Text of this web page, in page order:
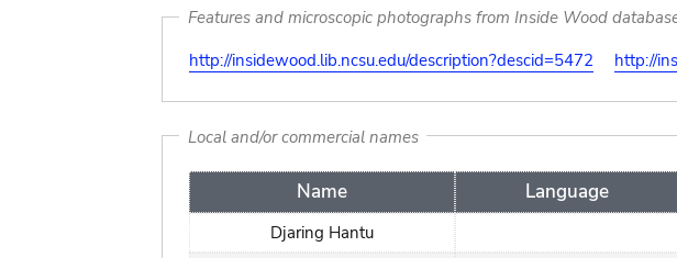
Features and microscopic photographs from Inside Wood
http://insidewood.lib.ncsu.edu/description?descid=5472
http://
Local and/or commercial names
Name Language
Djaring Hantu